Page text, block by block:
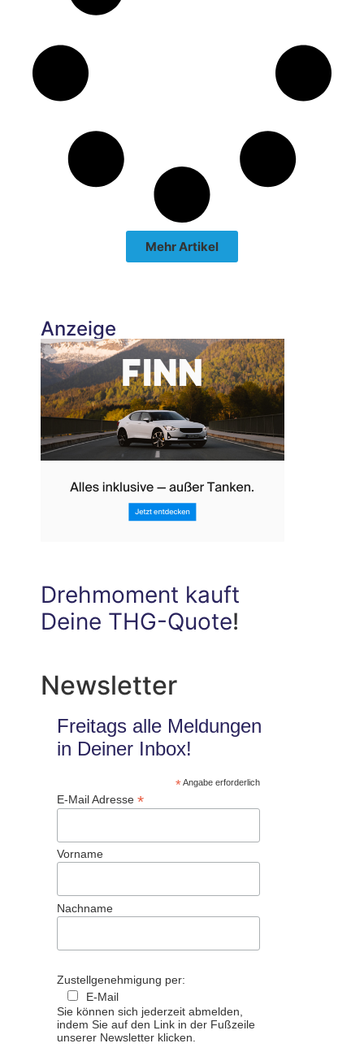
Mehr Artikel
Anzeige
Drehmoment kauft
Deine THG-Quote!
Newsletter
Freitags alle Meldungen
in Deiner Inbox!
*Angabe erforderlich
E-Mail Adresse *
Vorname
Nachname
Zustellgenehmigung per:
E-Mail
Sie können sich jederzeit abmelden,
indem Sie auf den Link in der Fußzeile
unserer Newsletter klicken.